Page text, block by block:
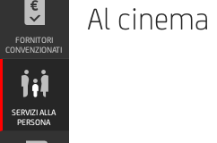
FORNITORI
CONVENZIONATI
FORNITORI
SERVIZI ALLA
PERSONA
Al cinema